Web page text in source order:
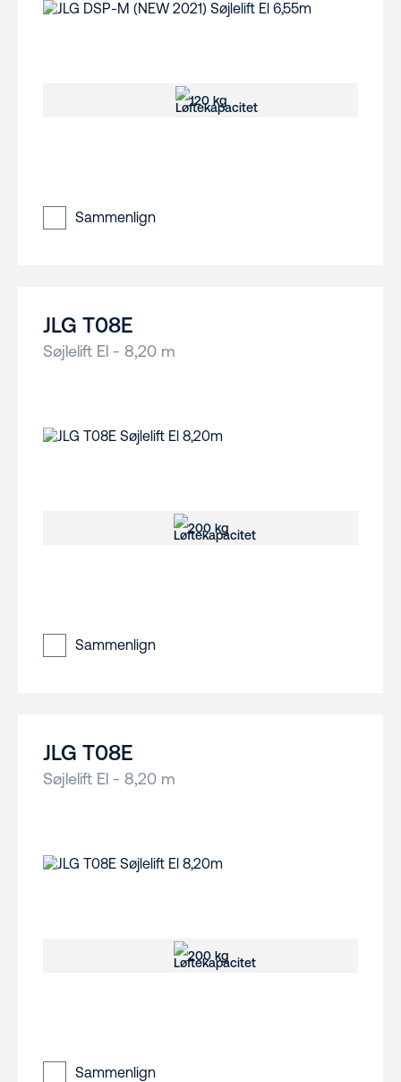
120 kg
Sammenlign
JLG T08E
Søjlelift El - 8,20 m
200 kg
Sammenlign
JLG T08E
Søjlelift El - 8,20 m
200 kg
Sammenlign